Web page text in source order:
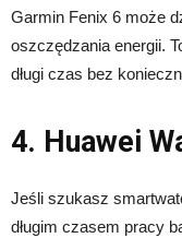
Garmin Fenix 6 może
oszczędzania energii.
długi czas bez
4. Huawei
Jeśli szukasz
długim czasem pracy